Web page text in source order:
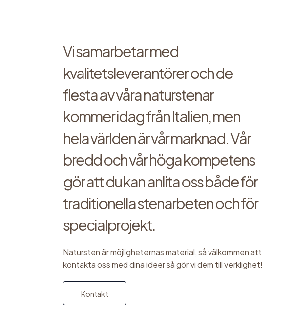
Vi samarbetar med
kvalitetsleverantörer och de
flesta av våra naturstenar
kommer idag från Italien, men
hela världen är vår marknad. Vår
bredd och vår höga kompetens
gör att du kan anlita oss både för
traditionella stenarbeten och för
specialprojekt.
Natursten är möjligheternas material, så välkommen att
kontakta oss med dina ideer så gör vi dem till verklighet!
Kontakt